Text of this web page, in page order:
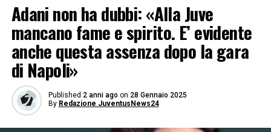
Adani non ha dubbi: «Alla Juve
mancano fame e spirito. E’ evidente
anche questa assenza dopo la gara
di Napoli»
Published 2 anni ago on 28 Gennaio 2025
By Redazione JuventusNews24